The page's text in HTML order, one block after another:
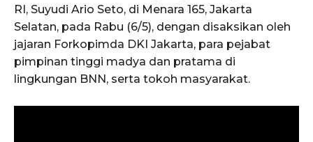
RI, Suyudi Ario Seto, di Menara 165, Jakarta
Selatan, pada Rabu (6/5), dengan disaksikan oleh
jajaran Forkopimda DKI Jakarta, para pejabat
pimpinan tinggi madya dan pratama di
lingkungan BNN, serta tokoh masyarakat.